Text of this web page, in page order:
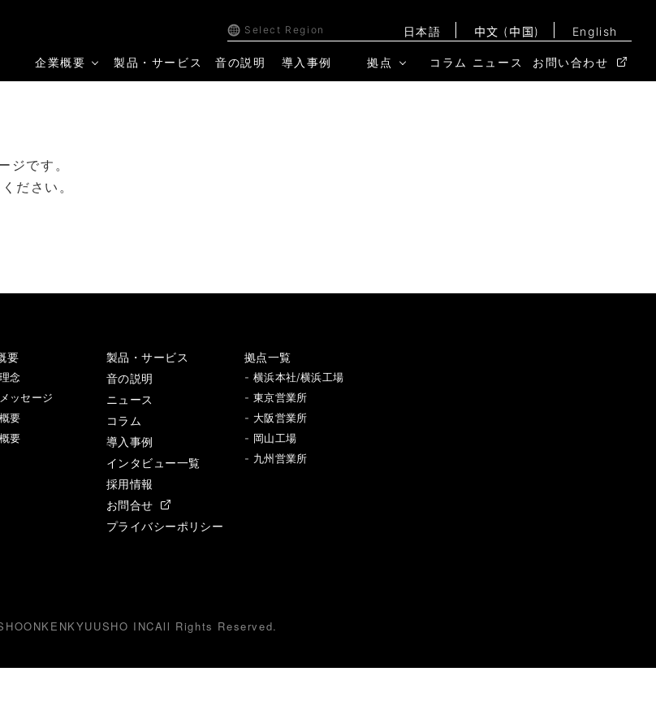
Select Region 日本語 中文 (中国) English
企業概要 製品・サービス 音の説明 導入事例 拠点 コラム ニュース お問い合わせ
ジです。
ださい。
要
念
ッセージ
要
要
製品・サービス
音の説明
ニュース
コラム
導入事例
インタビュー一覧
採用情報
お問合せ
プライバシーポリシー
拠点一覧
- 横浜本社/横浜工場
- 東京営業所
- 大阪営業所
- 岡山工場
- 九州営業所
INCAll Rights Reserved.